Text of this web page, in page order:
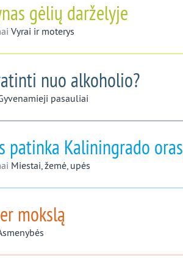
gėlių darželyje
Vyrai ir moterys
nuo alkoholio?
pasauliai
patinka Kaliningrado
Miestai, žemė, upės
mokslą